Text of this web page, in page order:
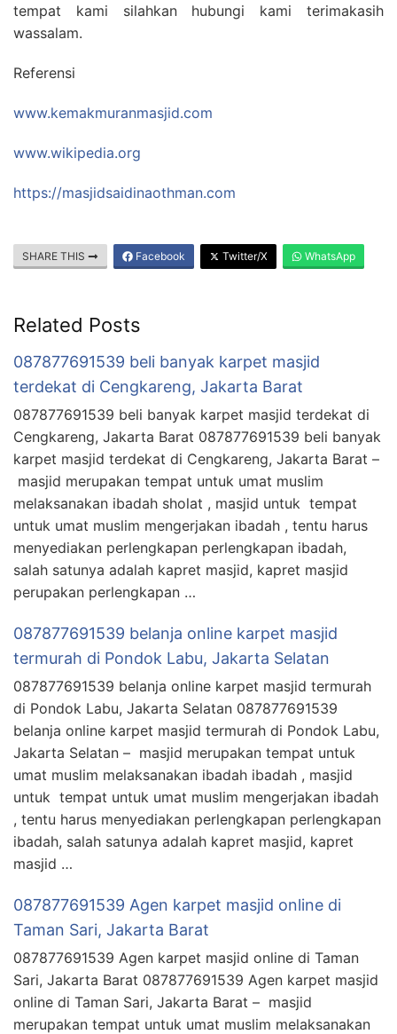
tempat kami silahkan hubungi kami terimakasih
wassalam.
Referensi
www.kemakmuranmasjid.com
www.wikipedia.org
https://masjidsaidinaothman.com
SHARE THIS Facebook Twitter/X WhatsApp
Related Posts
087877691539 beli banyak karpet masjid
terdekat di Cengkareng, Jakarta Barat
087877691539 beli banyak karpet masjid terdekat di
Cengkareng, Jakarta Barat 087877691539 beli banyak
karpet masjid terdekat di Cengkareng, Jakarta Barat –
masjid merupakan tempat untuk umat muslim
melaksanakan ibadah sholat , masjid untuk tempat
untuk umat muslim mengerjakan ibadah , tentu harus
menyediakan perlengkapan perlengkapan ibadah,
salah satunya adalah kapret masjid, kapret masjid
perupakan perlengkapan …
087877691539 belanja online karpet masjid
termurah di Pondok Labu, Jakarta Selatan
087877691539 belanja online karpet masjid termurah
di Pondok Labu, Jakarta Selatan 087877691539
belanja online karpet masjid termurah di Pondok Labu,
Jakarta Selatan – masjid merupakan tempat untuk
umat muslim melaksanakan ibadah ibadah , masjid
untuk tempat untuk umat muslim mengerjakan ibadah
, tentu harus menyediakan perlengkapan perlengkapan
ibadah, salah satunya adalah kapret masjid, kapret
masjid …
087877691539 Agen karpet masjid online di
Taman Sari, Jakarta Barat
087877691539 Agen karpet masjid online di Taman
Sari, Jakarta Barat 087877691539 Agen karpet masjid
online di Taman Sari, Jakarta Barat – masjid
merupakan tempat untuk umat muslim melaksanakan